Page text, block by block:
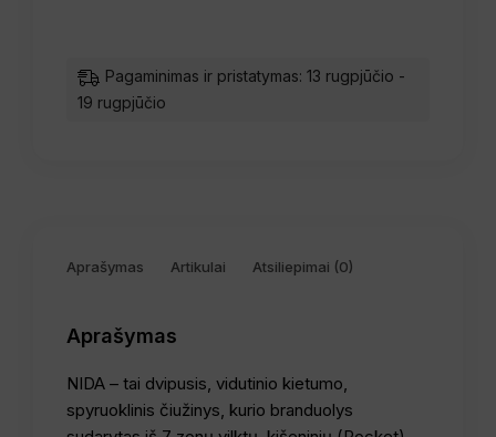
Pagaminimas ir pristatymas: 13 rugpjūčio -
19 rugpjūčio
Aprašymas Artikulai Atsiliepimai (0)
Aprašymas
NIDA – tai dvipusis, vidutinio kietumo,
spyruoklinis čiužinys, kurio branduolys